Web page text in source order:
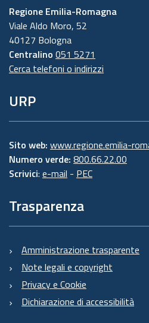
Regione Emilia-Romagna
Viale Aldo Moro, 52
40127 Bologna
Centralino 051 5271
Cerca telefoni o indirizzi
URP
Sito web: www.regione.emilia-
Numero verde: 800.66.22.00
Scrivici: e-mail - PEC
Trasparenza
Amministrazione trasparente
Note legali e copyright
Privacy e Cookie
Dichiarazione di accessibilità